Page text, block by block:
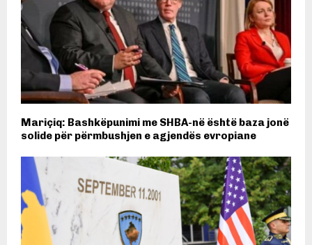
Mariçiq: Bashkëpunimi me SHBA-në është baza jonë
solide për përmbushjen e agjendës evropiane